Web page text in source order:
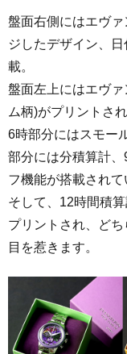
盤面右側にはエヴ
ジしたデザイン、
載。
盤面左上にはエヴ
ム柄)がプリントさ
6時部分にはスモー
部分には分積算計
フ機能が搭載されて
そして、12時間積
プリントされ、ど
目を惹きます。